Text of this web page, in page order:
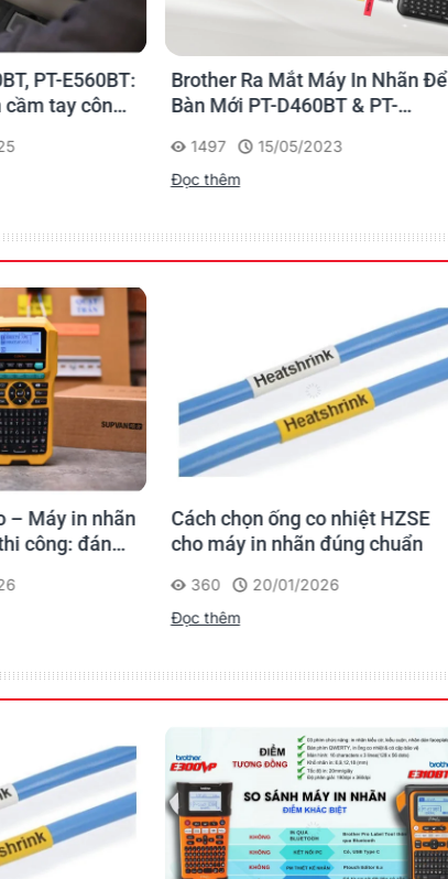
PT-E560BT:
cầm tay công
Brother Ra Mắt Máy In Nhãn Để
Bàn Mới PT-D460BT & PT-
Cho Dân Văn Phòng
1497
15/05/2023
Đọc thêm
– Máy in nhãn
công: đánh
Cách chọn ống co nhiệt HZSE
cho máy in nhãn đúng chuẩn
360
20/01/2026
Đọc thêm